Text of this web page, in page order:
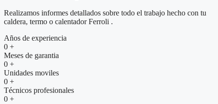
Realizamos informes detallados sobre todo el trabajo hecho con tu
caldera, termo o calentador Ferroli .
Años de experiencia
0 +
Meses de garantia
0 +
Unidades moviles
0 +
Técnicos profesionales
0 +